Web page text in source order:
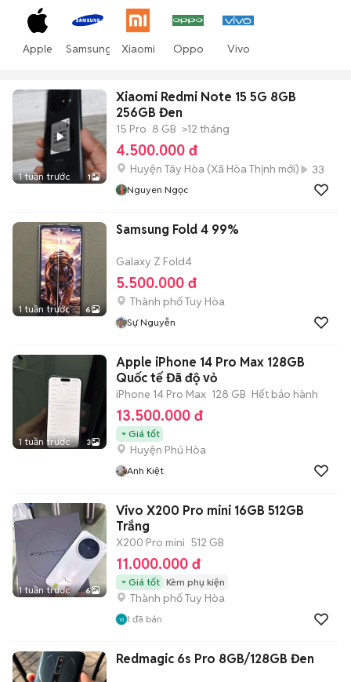
Apple Samsung Xiaomi Oppo Vivo
1 tuần trước 1
Xiaomi Redmi Note 15 5G 8GB
256GB Đen
15 Pro 8 GB >12 tháng
4.500.000 đ
Huyện Tây Hòa (Xã Hòa Thịnh mới) 33
Nguyen Ngọc
1 tuần trước 6
Samsung Fold 4 99%
Galaxy Z Fold4
5.500.000 đ
Thành phố Tuy Hòa
Sự Nguyễn
1 tuần trước 3
Apple iPhone 14 Pro Max 128GB
Quốc tế Đã độ vỏ
iPhone 14 Pro Max 128 GB Hết bảo hành
13.500.000 đ
Giá tốt
Huyện Phú Hòa
Anh Kiệt
1 tuần trước 6
Vivo X200 Pro mini 16GB 512GB
Trắng
X200 Pro mini 512 GB
11.000.000 đ
Giá tốt Kèm phụ kiện
Thành phố Tuy Hòa
1 đã bán
Redmagic 6s Pro 8GB/128GB Đen